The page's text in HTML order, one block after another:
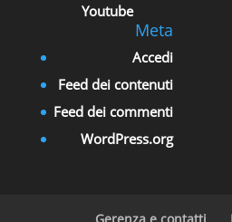
Youtube
Meta
Accedi
Feed dei contenuti
Feed dei commenti
WordPress.org
Gerenza e contatti